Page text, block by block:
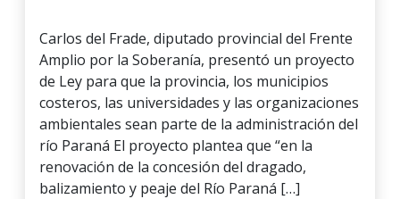
Carlos del Frade, diputado provincial del Frente
Amplio por la Soberanía, presentó un proyecto
de Ley para que la provincia, los municipios
costeros, las universidades y las organizaciones
ambientales sean parte de la administración del
río Paraná El proyecto plantea que “en la
renovación de la concesión del dragado,
balizamiento y peaje del Río Paraná […]